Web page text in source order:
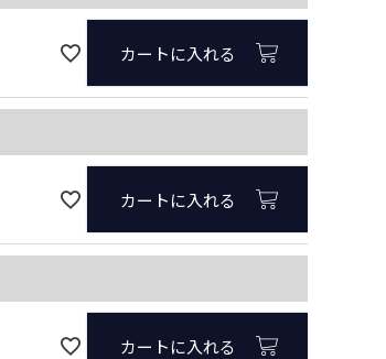
カートに入れる
カートに入れる
カートに入れる